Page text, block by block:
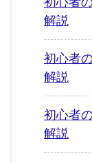
解説
初心者
解説
初心者
解説